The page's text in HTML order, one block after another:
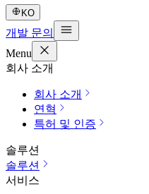
KO
개발 문의
Menu
회사 소개
회사 소개
연혁
특허 및 인증
솔루션
솔루션
서비스